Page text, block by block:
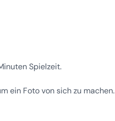
Spielzeit.
ein Foto von sich zu machen.